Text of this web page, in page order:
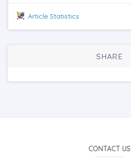
Article Statistics
SHARE
CONTACT US